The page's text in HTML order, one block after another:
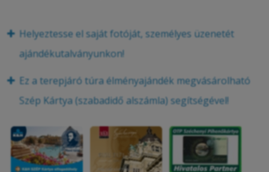
Helyeztesse el saját fotóját, személyes üzenetét
ajándékutalványunkon!
Ez a terepjáró túra élményajándék megvásárolható
Szép Kártya (szabadidő alszámla) segítségével!